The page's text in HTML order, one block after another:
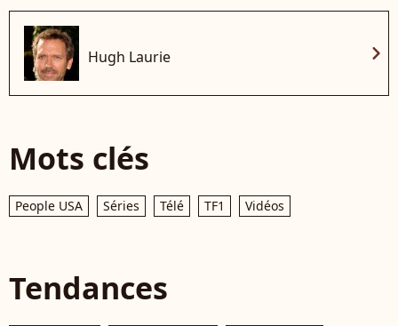
Hugh Laurie chevron_right
Mots clés
People USA Séries Télé TF1 Vidéos
Tendances